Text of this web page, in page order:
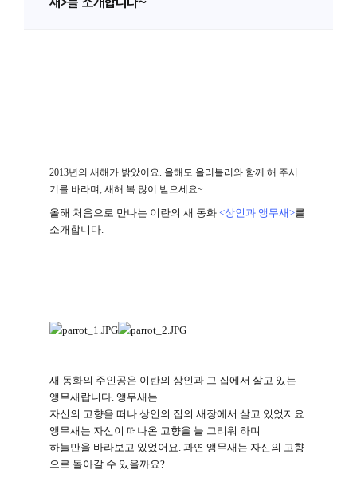
2013년의 새해가 밝았어요. 올해도 올리볼리와 함께 해 주시
기를 바라며, 새해 복 많이 받으세요~
올해 처음으로 만나는 이란의 새 동화 <상인과 앵무새>를
소개합니다.
새 동화의 주인공은 이란의 상인과 그 집에서 살고 있는
앵무새랍니다.앵무새는
자신의 고향을 떠나 상인의 집의 새장에서 살고 있었지요.
앵무새는 자신이 떠나온 고향을 늘 그리워 하며
하늘만을 바라보고 있었어요.과연 앵무새는 자신의 고향
으로 돌아갈 수 있을까요?